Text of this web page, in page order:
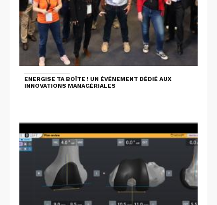
ENERGISE TA BOÎTE ! UN ÉVÉNEMENT DÉDIÉ AUX
INNOVATIONS MANAGÉRIALES